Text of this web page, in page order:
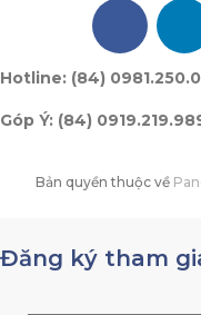
Hotline: (84)
Góp Ý: (84)
Bản quyền thuộc về
Đăng ký tham